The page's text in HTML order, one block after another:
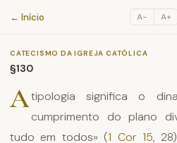
Catecismo da
← Início A− A+
CATECISMO DA IGREJA CATÓLICA
§130
Atipologia significa o
cumprimento do plano
tudo em todos» (1 Cor 15,